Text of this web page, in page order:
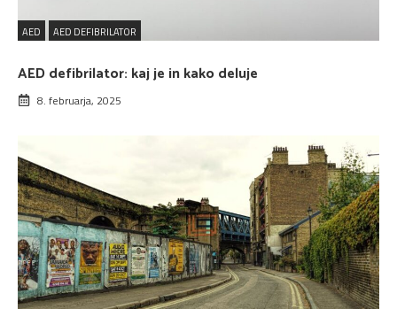
AED AED DEFIBRILATOR
AED defibrilator: kaj je in kako deluje
8. februarja, 2025